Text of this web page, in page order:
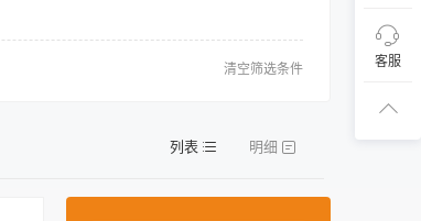
客服
清空筛选条件
列表 明细